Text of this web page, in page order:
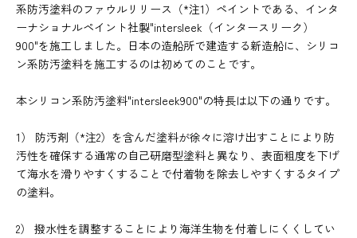
系防汚塗料のファウルリリース（*注1）ペイントである、インタ
ーナショナルペイント社製"intersleek（インタースリーク）
900"を施工しました。日本の造船所で建造する新造船に、シリコ
ン系防汚塗料を施工するのは初めてのことです。
本シリコン系防汚塗料"intersleek900"の特長は以下の通りです。
1） 防汚剤（*注2）を含んだ塗料が徐々に溶け出すことにより防
汚性を確保する通常の自己研磨型塗料と異なり、表面粗度を下げ
て海水を滑りやすくすることで付着物を除去しやすくするタイプ
の塗料。
2） 撥水性を調整することにより海洋生物を付着しにくくしてい